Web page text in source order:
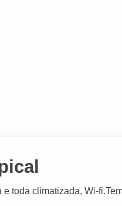
toda climatizada, Wi-